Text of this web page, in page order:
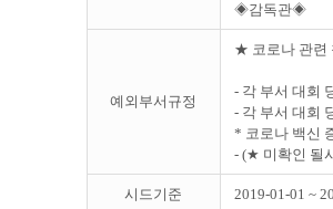
◈감독관◈
예외부서규정
★ 코로나 관련
- 각 부서 대회
- 각 부서 대회
* 코로나 백신
- (★ 미확인 될
시드기준 2019-01-01 ~